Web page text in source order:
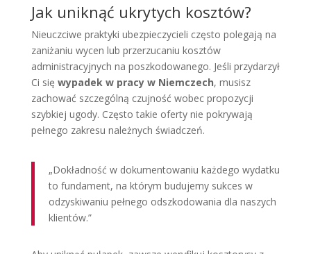
Jak uniknąć ukrytych kosztów?
Nieuczciwe praktyki ubezpieczycieli często polegają na
zaniżaniu wycen lub przerzucaniu kosztów
administracyjnych na poszkodowanego. Jeśli przydarzył
Ci się wypadek w pracy w Niemczech, musisz
zachować szczególną czujność wobec propozycji
szybkiej ugody. Często takie oferty nie pokrywają
pełnego zakresu należnych świadczeń.
„Dokładność w dokumentowaniu każdego wydatku
to fundament, na którym budujemy sukces w
odzyskiwaniu pełnego odszkodowania dla naszych
klientów.”